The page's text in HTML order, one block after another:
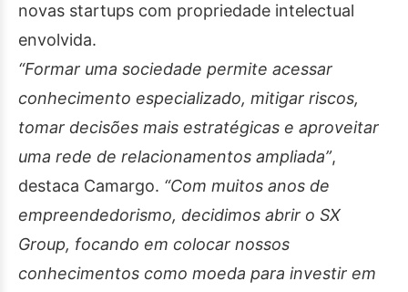
novas startups com propriedade intelectual
envolvida.
“Formar uma sociedade permite acessar
conhecimento especializado, mitigar riscos,
tomar decisões mais estratégicas e aproveitar
uma rede de relacionamentos ampliada”,
destaca Camargo. “Com muitos anos de
empreendedorismo, decidimos abrir o SX
Group, focando em colocar nossos
conhecimentos como moeda para investir em